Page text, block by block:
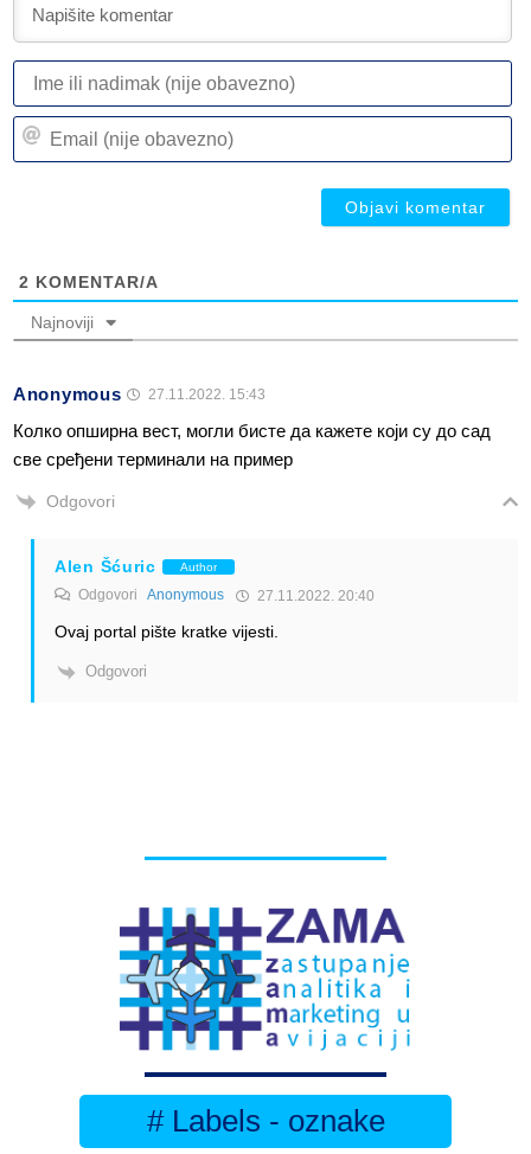
2 KOMENTAR/A
Najnoviji
Anonymous 27.11.2022. 15:43
Колко опширна вест, могли бисте да кажете који су до сад
све сређени терминали на пример
Odgovori
Alen Šćuric Author
Odgovori Anonymous 27.11.2022. 20:40
Ovaj portal pište kratke vijesti.
Odgovori
# Labels - oznake